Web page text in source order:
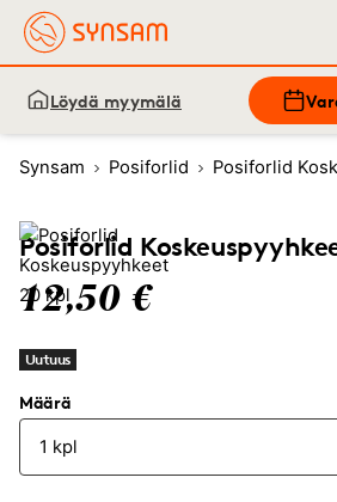
Löydä myymälä
Synsam Posiforlid Posiforlid
Posiforlid
12,50 €
Uutuus
Määrä